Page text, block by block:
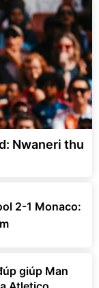
Nwaneri thu
2-1 Monaco:
giúp Man